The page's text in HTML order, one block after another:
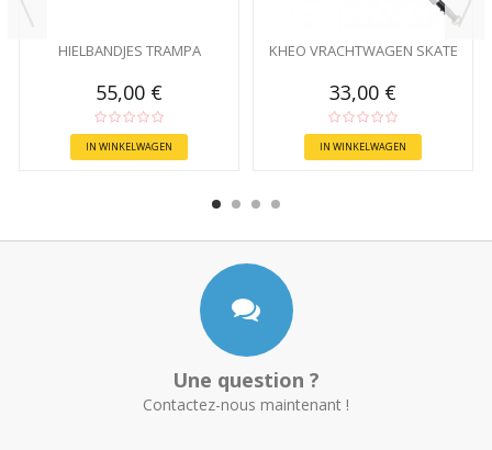
HIELBANDJES TRAMPA
55,00 €
IN WINKELWAGEN
KHEO VRACHTWAGEN SKATE
33,00 €
IN WINKELWAGEN
Une question ?
Contactez-nous maintenant !